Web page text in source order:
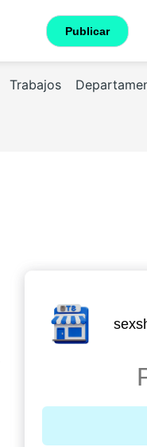
Publicar
Trabajos